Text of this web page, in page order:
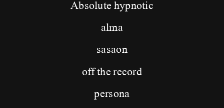
Absolute hypnotic
alma
sasaon
off the record
persona